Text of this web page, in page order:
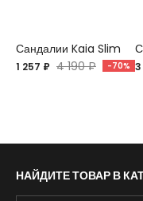
Сандалии Kaia Slim
1 257 ₽ 4 190 ₽ -70%
НАЙДИТЕ ТОВАР В